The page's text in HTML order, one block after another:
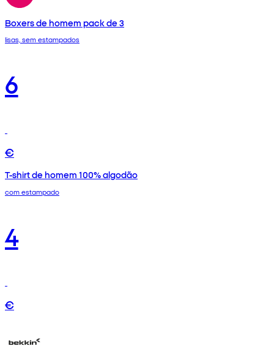
Boxers de homem pack de 3
lisas, sem estampados
6
€
T-shirt de homem 100% algodão
com estampado
4
€